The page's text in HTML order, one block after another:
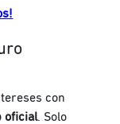
con
oficial. Solo